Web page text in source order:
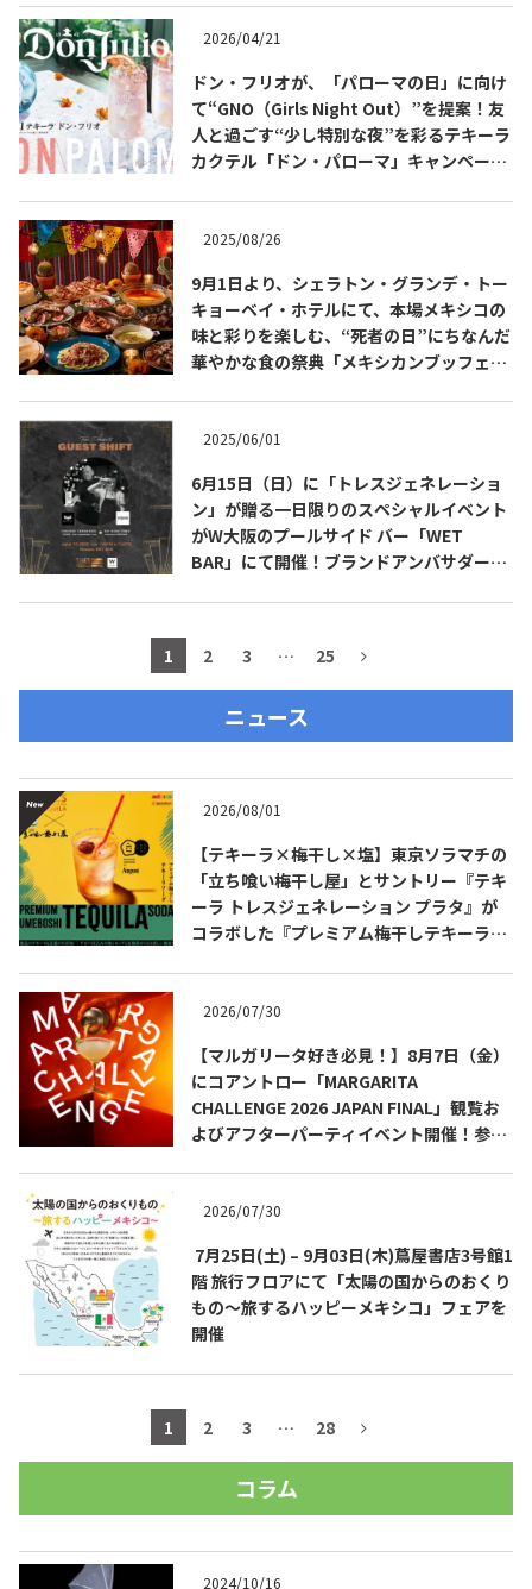
COPYRIGHT © JUAST All rights reserved.
2026/04/21
ドン・フリオが、「パローマの日」に向け
て“GNO（Girls Night Out）”を提案！友
人と過ごす“少し特別な夜”を彩るテキーラ
カクテル「ドン・パローマ」キャンペーン
2025/08/26
9月1日より、シェラトン・グランデ・トー
キョーベイ・ホテルにて、本場メキシコの
味と彩りを楽しむ、“死者の日”にちなんだ
華やかな食の祭典「メキシカンブッフェ」
2025/06/01
6月15日（日）に「トレスジェネレーショ
ン」が贈る一日限りのスペシャルイベント
がW大阪のプールサイド バー「WET
BAR」にて開催！ブランドアンバサダーの
1 2 3 … 25
ニュース
2026/08/01
【テキーラ×梅干し×塩】東京ソラマチの
「立ち喰い梅干し屋」とサントリー『テキ
ーラ トレスジェネレーション プラタ』が
コラボした『プレミアム梅干しテキーラソ
2026/07/30
【マルガリータ好き必見！】8月7日（金）
にコアントロー「MARGARITA
CHALLENGE 2026 JAPAN FINAL」観覧お
よびアフターパーティイベント開催！参加
2026/07/30
7月25日(土) – 9月03日(木)蔦屋書店3号館1
階 旅行フロアにて「太陽の国からのおくり
もの～旅するハッピーメキシコ」フェアを
開催
1 2 3 … 28
コラム
2024/10/16